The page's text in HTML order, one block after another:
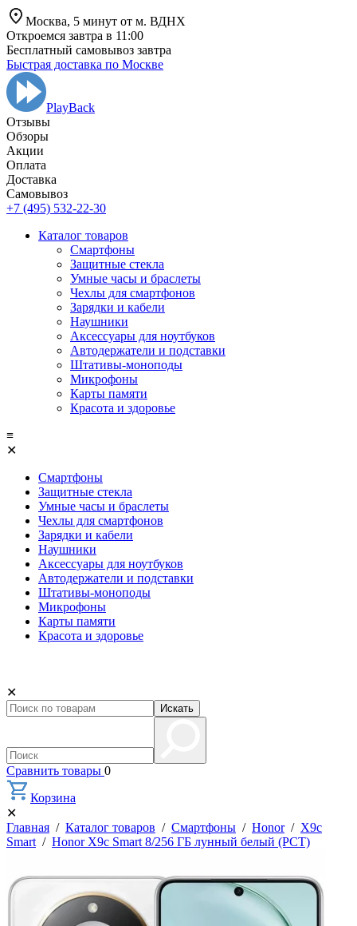
Москва, 5 минут от м. ВДНХ
Откроемся завтра в 11:00
Бесплатный самовывоз завтра
Быстрая доставка по Москве
PlayBack
Отзывы
Обзоры
Aкции
Оплата
Доставка
Самовывоз
+7 (495) 532-22-30
Каталог товаров
Смартфоны
Защитные стекла
Умные часы и браслеты
Чехлы для смартфонов
Зарядки и кабели
Наушники
Аксессуары для ноутбуков
Автодержатели и подставки
Штативы-моноподы
Микрофоны
Карты памяти
Красота и здоровье
≡
✕
Смартфоны
Защитные стекла
Умные часы и браслеты
Чехлы для смартфонов
Зарядки и кабели
Наушники
Аксессуары для ноутбуков
Автодержатели и подставки
Штативы-моноподы
Микрофоны
Карты памяти
Красота и здоровье
✕
Искать
Сравнить товары 0
Корзина
✕
Главная / Каталог товаров / Смартфоны / Honor/ X9c
Smart / Honor X9c Smart 8/256 ГБ лунный белый (РСТ)